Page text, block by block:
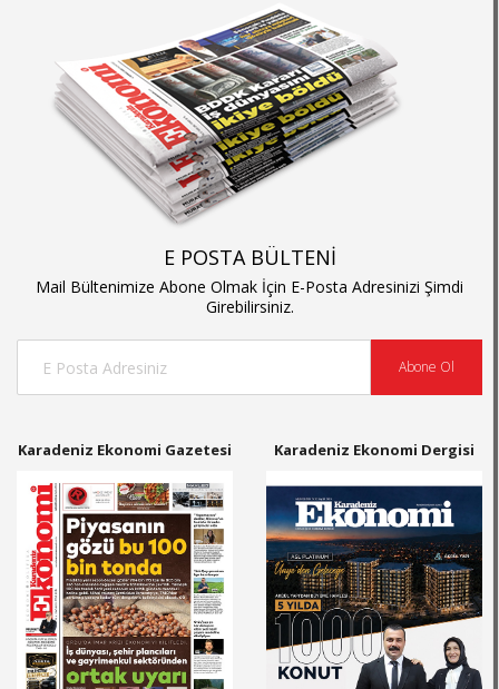
E POSTA BÜLTENİ
Mail Bültenimize Abone Olmak İçin E-Posta Adresinizi Şimdi
Girebilirsiniz.
Abone Ol
Karadeniz Ekonomi Gazetesi Karadeniz Ekonomi Dergisi